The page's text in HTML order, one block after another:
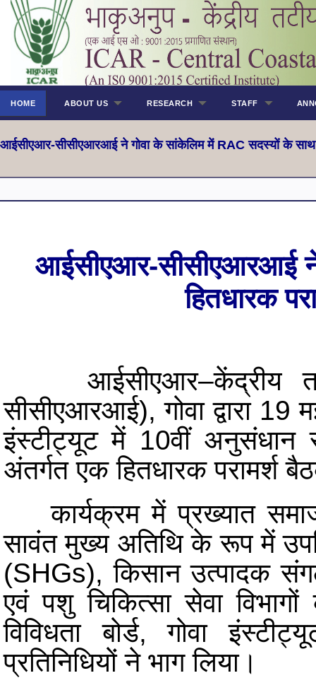
HOME ABOUT US RESEARCH STAFF
आईसीएआर-सीसीएआरआई ने गोवा के सांकेलिम में RAC सदस्यों के साथ
आईसीएआर-सीसीएआरआई
हितधारक
आईसीएआर–केंद्रीय
सीसीएआरआई), गोवा द्वारा 19
इंस्टीट्यूट में 10वीं
अंतर्गत एक हितधारक परामर्श
कार्यक्रम में प्रख्यात
सावंत मुख्य अतिथि के रूप में
(SHGs), किसान उत्पादक
एवं पशु चिकित्सा सेवा
विविधता बोर्ड, गोवा
प्रतिनिधियों ने भाग लिया।